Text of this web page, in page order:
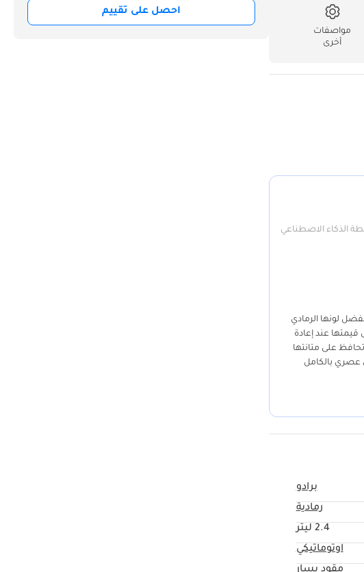
مواصفات
أخرى
الذكاء الاصطناعي
بفضل لونها الرمادي
قيمتها عند إعادة
الاستخدامات تحافظ على متانتها
عصري بالكامل
السيارات في
برادو
رمادية
2.4 ليتر
اوتوماتيكي
مقود يسار
احصل على تقييم